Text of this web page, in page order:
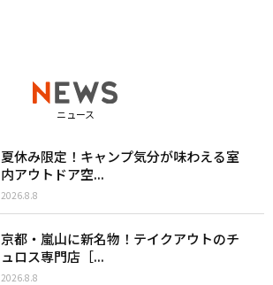
ニュース
夏休み限定！キャンプ気分が味わえる室
内アウトドア空...
2026.8.8
京都・嵐山に新名物！テイクアウトのチ
ュロス専門店［...
2026.8.8